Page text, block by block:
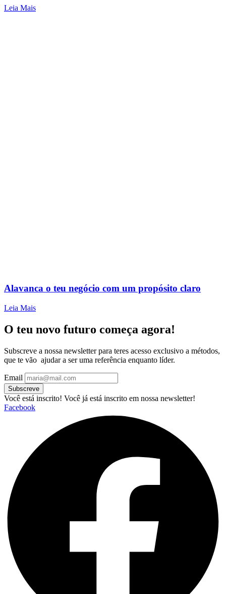
Leia Mais
Alavanca o teu negócio com um propósito claro
Leia Mais
O teu novo futuro começa agora!
Subscreve a nossa newsletter para teres acesso exclusivo a métodos,
que te vão ajudar a ser uma referência enquanto líder.
Email
Subscreve
Você está inscrito! Você já está inscrito em nossa newsletter!
Facebook